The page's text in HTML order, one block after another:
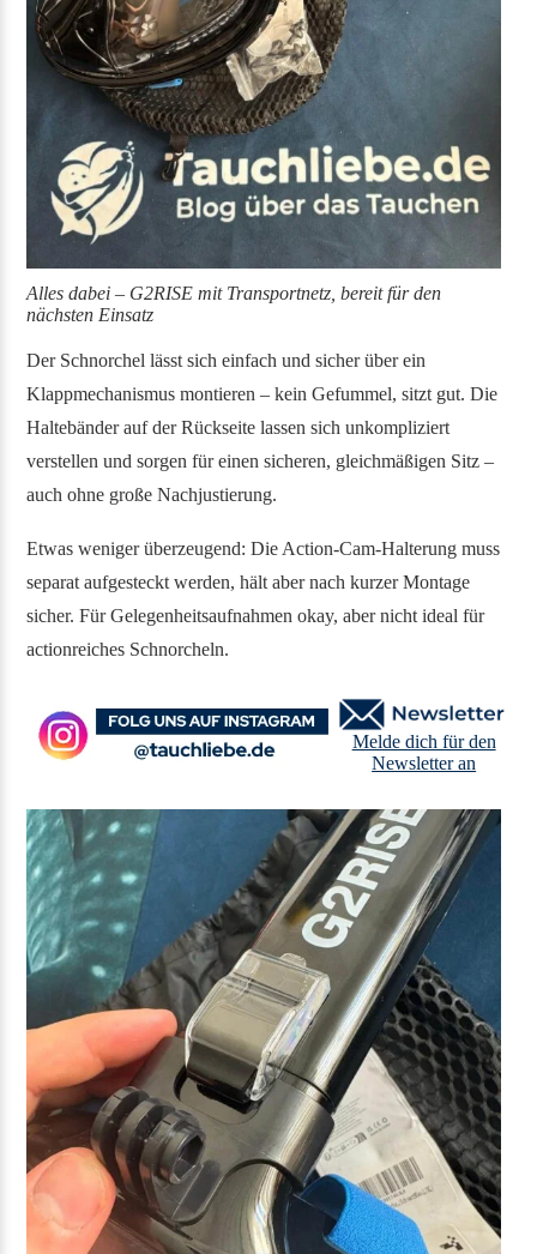
Alles dabei – G2RISE mit Transportnetz, bereit für den
nächsten Einsatz
Der Schnorchel lässt sich einfach und sicher über ein
Klappmechanismus montieren – kein Gefummel, sitzt gut. Die
Haltebänder auf der Rückseite lassen sich unkompliziert
verstellen und sorgen für einen sicheren, gleichmäßigen Sitz –
auch ohne große Nachjustierung.
Etwas weniger überzeugend: Die Action-Cam-Halterung muss
separat aufgesteckt werden, hält aber nach kurzer Montage
sicher. Für Gelegenheitsaufnahmen okay, aber nicht ideal für
actionreiches Schnorcheln.
Melde dich für den
Newsletter an